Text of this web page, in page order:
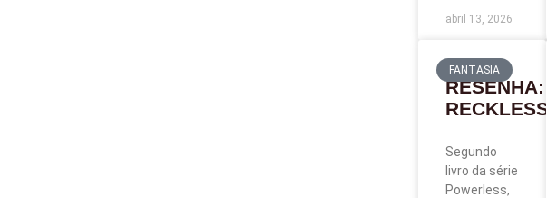
abril 13, 2026
FANTASIA
RESENHA:
RECKLESS
Segundo
livro da série
Powerless,